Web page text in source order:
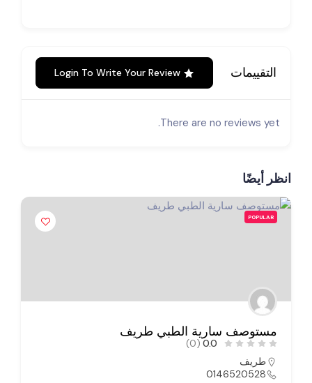
التقييمات Login To Write Your Review
There are no reviews yet.
انظر أيضًا
POPULAR
مستوصف سارية الطبي طريف
0.0
(0)
طريف
0146520528